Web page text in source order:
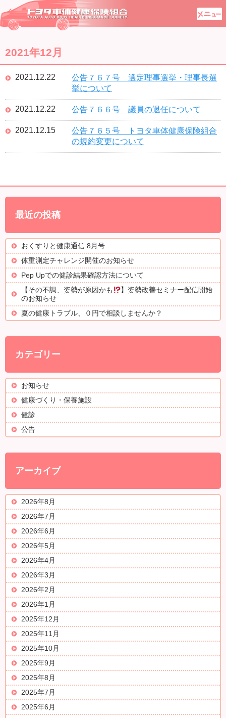
2021年12月
公告７６７号 選定理事選挙・理事長選
挙について
2021.12.22
公告７６６号 議員の退任について
2021.12.22
公告７６５号 トヨタ車体健康保険組合
の規約変更について
2021.12.15
最近の投稿
おくすりと健康通信 8月号
体重測定チャレンジ開催のお知らせ
Pep Upでの健診結果確認方法について
【その不調、姿勢が原因かも
】姿勢改善セミナー配信開始
のお知らせ
夏の健康トラブル、０円で相談しませんか？
カテゴリー
お知らせ
健康づくり・保養施設
健診
公告
アーカイブ
2026年8月
2026年7月
2026年6月
2026年5月
2026年4月
2026年3月
2026年2月
2026年1月
2025年12月
2025年11月
2025年10月
2025年9月
2025年8月
2025年7月
2025年6月